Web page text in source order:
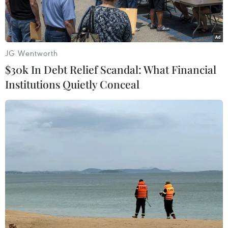
Theo bản tin của Bộ Y tế, trong 24 giờ qua, Việt
Nam ghi nhận 13.770 ca mắc mới COVID-19 tại
59 tỉnh, thành phố.
Trong ngày có 16.088 bệnh nhân được công bố
JG Wentworth
$30k In Debt Relief Scandal: What Financial
Institutions Quietly Conceal